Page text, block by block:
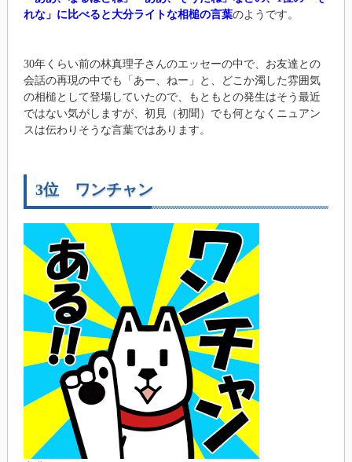
れな」に比べると大分ライトな相槌の言葉のようです。
30年くらい前の林真理子さんのエッセーの中で、お友達との
会話の再現の中でも「あー、ねー」と、どこか濁した雰囲気
の相槌として登場していたので、もともとの発生はそう最近
ではない気がしますが、初見（初聞）でも何となくニュアン
スは伝わりそうな言葉ではあります。
3位 ワンチャン